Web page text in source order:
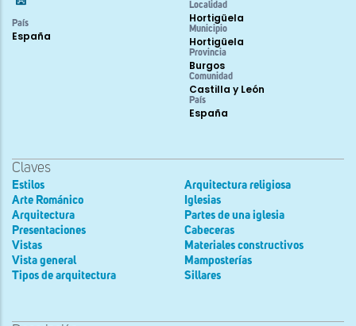
País
España
Localidad
Hortigüela
Municipio
Hortigüela
Provincia
Burgos
Comunidad
Castilla y León
País
España
Claves
Estilos
Arte Románico
Arquitectura
Presentaciones
Vistas
Vista general
Tipos de arquitectura
Arquitectura religiosa
Iglesias
Partes de una iglesia
Cabeceras
Materiales constructivos
Mamposterías
Sillares